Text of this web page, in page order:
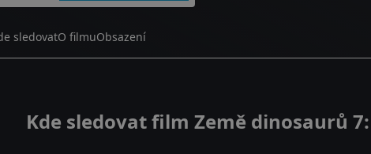
sledovatO filmuObsazení
Kde sledovat film Země dinosaurů